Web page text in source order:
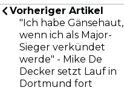
Vorheriger Artikel
"Ich habe Gänsehaut,
wenn ich als Major-
Sieger verkündet
werde" - Mike De
Decker setzt Lauf in
Dortmund fort